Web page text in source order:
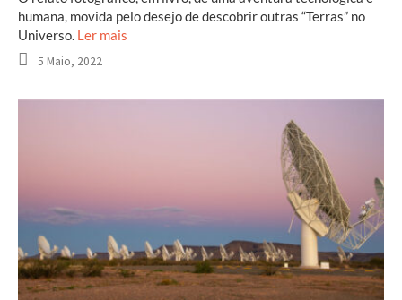
humana, movida pelo desejo de descobrir outras “Terras” no
Universo. Ler mais
5 Maio, 2022